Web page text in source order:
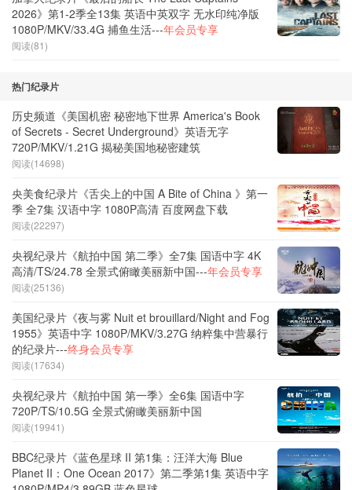
2026》第1-2季全13集 英语中英双字 无水印纯净版
1080P/MKV/33.4G 捕鱼生活---年会员专享
阅读(81)
热门纪录片
历史频道《美国机密 秘密地下世界 America's Book
of Secrets - Secret Underground》英语无字
720P/MKV/1.21G 揭秘美国地秘密建筑
阅读(14698)
央美食纪录片《舌尖上的中国 A Bite of China 》第一
季 全7集 汉语中字 1080P高清 百度网盘下载
阅读(22297)
央视纪录片《航拍中国 第二季》全7集 国语中字 4K
高清/TS/24.78 全景式俯瞰美丽新中国---年会员专享
阅读(25136)
美国纪录片《夜与雾 Nuit et brouillard/Night and Fog
1955》英语中字 1080P/MKV/3.27G 纳粹集中营暴行
的纪录片---终身会员专享
阅读(17634)
央视纪录片《航拍中国 第一季》全6集 国语中字
720P/TS/10.5G 全景式俯瞰美丽新中国
阅读(19941)
BBC纪录片《蓝色星球 II 第1集：汪洋大海 Blue
Planet II：One Ocean 2017》第二季第1集 英语中字